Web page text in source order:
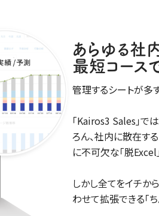
あらゆる社
最短コース
管理するシートが多
｢Kairos3 Sales｣で
ろん、社内に散在す
に不可欠な｢脱Excel
しかし全てをイチか
わせて拡張できる｢ち